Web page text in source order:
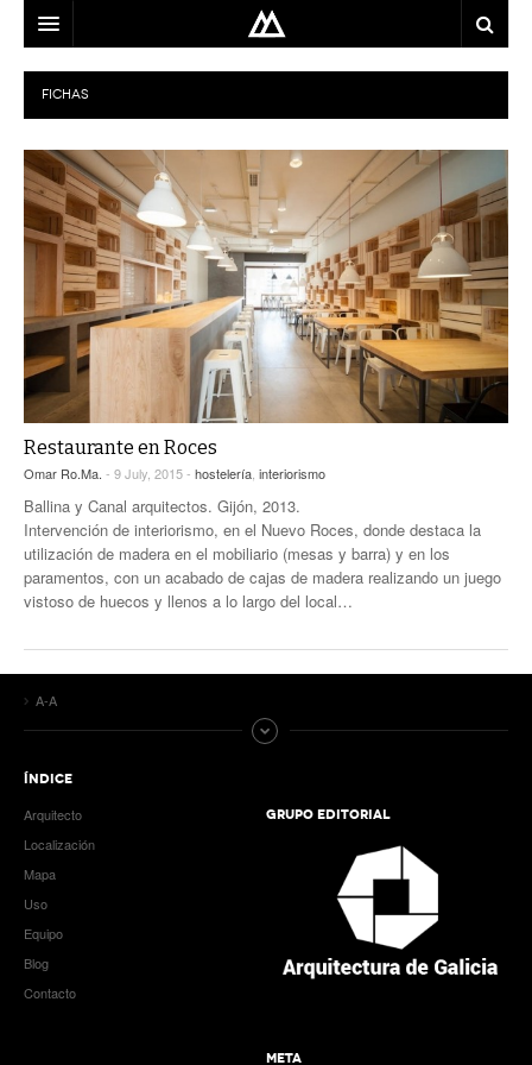
ARQUITECTO
LOCALIZACIÓN
MAPA
USO
EQUIPO
BLOG
CONTACTO
FICHAS
Restaurante en Roces
Omar Ro.Ma. - 9 July, 2015 - hostelería interiorismo
Ballina y Canal arquitectos. Gijón, 2013.
Intervención de interiorismo, en el Nuevo Roces, donde destaca la
utilización de madera en el mobiliario (mesas y barra) y en los
paramentos, con un acabado de cajas de madera realizando un juego
vistoso de huecos y llenos a lo largo del local…
A-A
ÍNDICE
Arquitecto
Localización
Mapa
Uso
Equipo
Blog
Contacto
GRUPO EDITORIAL
META